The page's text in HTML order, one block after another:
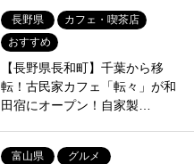
長野県
カフェ・喫茶店
おすすめ
【長野県長和町】千葉から移
転！古民家カフェ「転々」が和
田宿にオープン！自家製…
富山県
グルメ